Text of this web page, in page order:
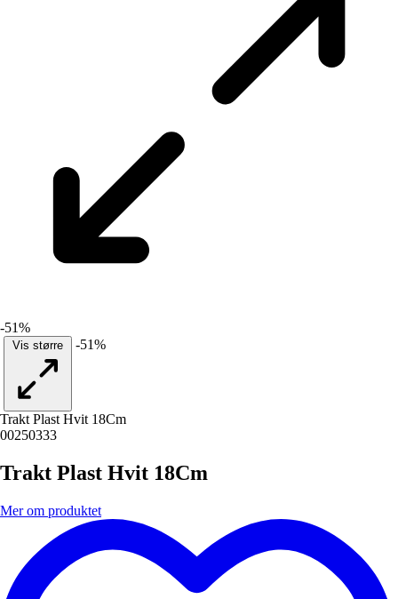
-51%
Vis større -51%
Trakt Plast Hvit 18Cm
00250333
Trakt Plast Hvit 18Cm
Mer om produktet